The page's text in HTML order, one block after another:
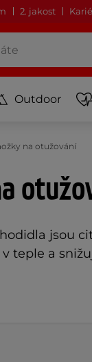
2. jakost
Outdoor
jsou
teple a
na otužování